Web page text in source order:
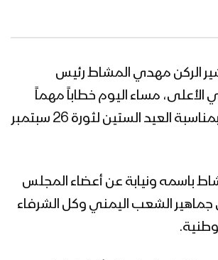
الركن مهدي المشاط رئيس
مساء اليوم خطاباً مهماً
للشعب اليمني بمناسبة العيد الستين لثورة 26 سبتمبر
باسمه ونيابة عن أعضاء المجلس
جماهير الشعب اليمني وكل الشرفاء